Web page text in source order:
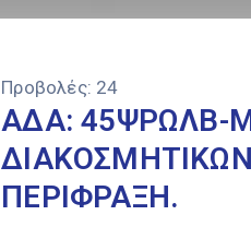
Προβολές: 24
ΑΔΑ: 45ΨΡΩΛΒ-
ΠΕΡΙΦΡΑΞΗ.